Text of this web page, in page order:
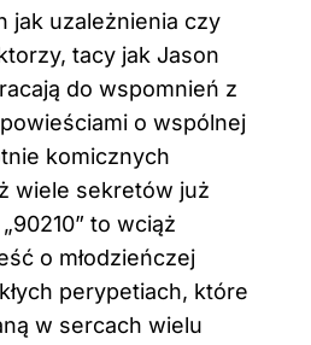
jak uzależnienia czy
tacy jak Jason
do wspomnień z
o wspólnej
komicznych
wiele sekretów już
to wciąż
o młodzieńczej
perypetiach, które
w sercach wielu